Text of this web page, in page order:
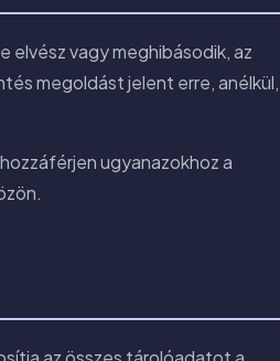
elvész vagy meghibásodik, az
megoldást jelent erre, anélkül,
ugyanazokhoz a